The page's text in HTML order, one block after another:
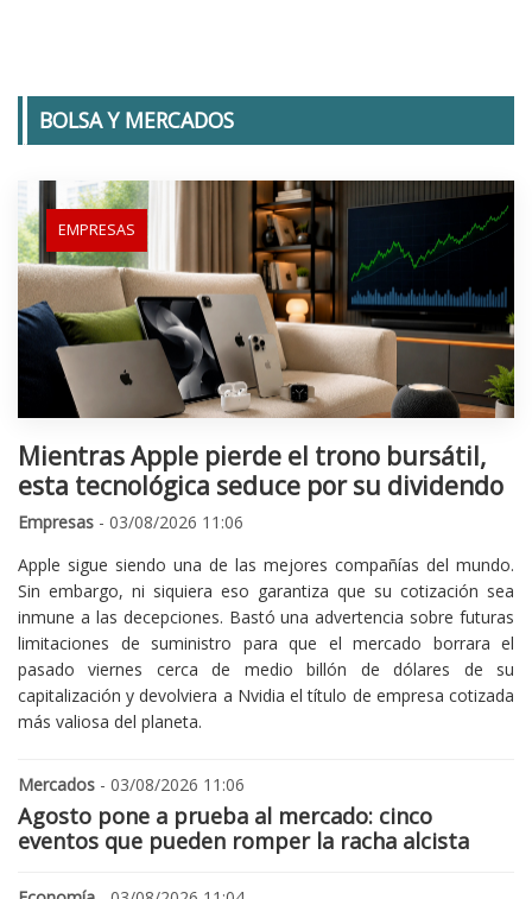
BOLSA Y MERCADOS
EMPRESAS
Mientras Apple pierde el trono bursátil,
esta tecnológica seduce por su dividendo
Empresas - 03/08/2026 11:06
Apple sigue siendo una de las mejores compañías del mundo.
Sin embargo, ni siquiera eso garantiza que su cotización sea
inmune a las decepciones. Bastó una advertencia sobre futuras
limitaciones de suministro para que el mercado borrara el
pasado viernes cerca de medio billón de dólares de su
capitalización y devolviera a Nvidia el título de empresa cotizada
más valiosa del planeta.
Mercados - 03/08/2026 11:06
Agosto pone a prueba al mercado: cinco
eventos que pueden romper la racha alcista